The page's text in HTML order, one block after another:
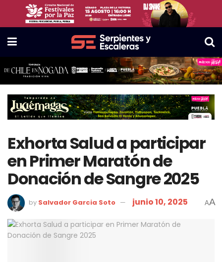
Exhorta Salud a participar
en Primer Maratón de
Donación de Sangre 2025
by Salvador Garcia Soto junio 10, 2025 AA